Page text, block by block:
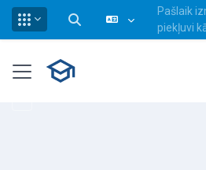
Pārslēgt meklēšanas
Pašlaik
piekļuvi
Sānu panelis